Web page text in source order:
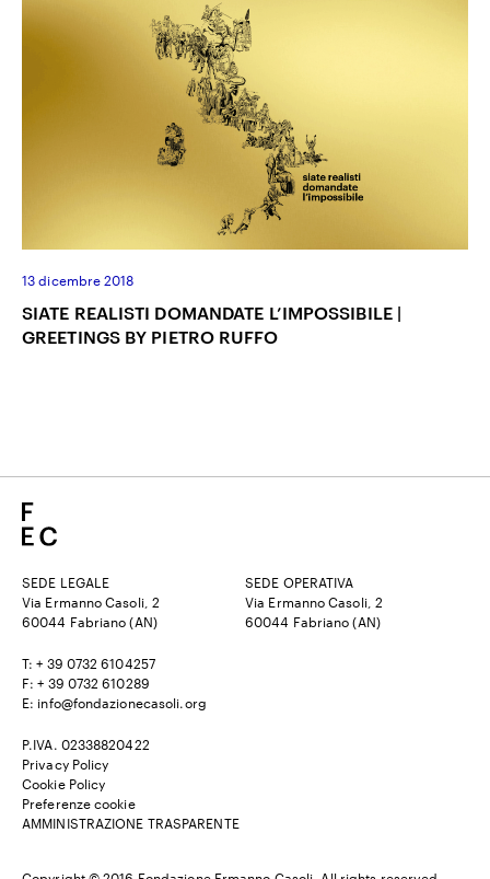
13 dicembre 2018
SIATE REALISTI DOMANDATE L’IMPOSSIBILE |
GREETINGS BY PIETRO RUFFO
SEDE LEGALE
Via Ermanno Casoli, 2
60044 Fabriano (AN)
SEDE OPERATIVA
Via Ermanno Casoli, 2
60044 Fabriano (AN)
T: + 39 0732 6104257
F: + 39 0732 610289
E: info@fondazionecasoli.org
P.IVA. 02338820422
Privacy Policy
Cookie Policy
Preferenze cookie
AMMINISTRAZIONE TRASPARENTE